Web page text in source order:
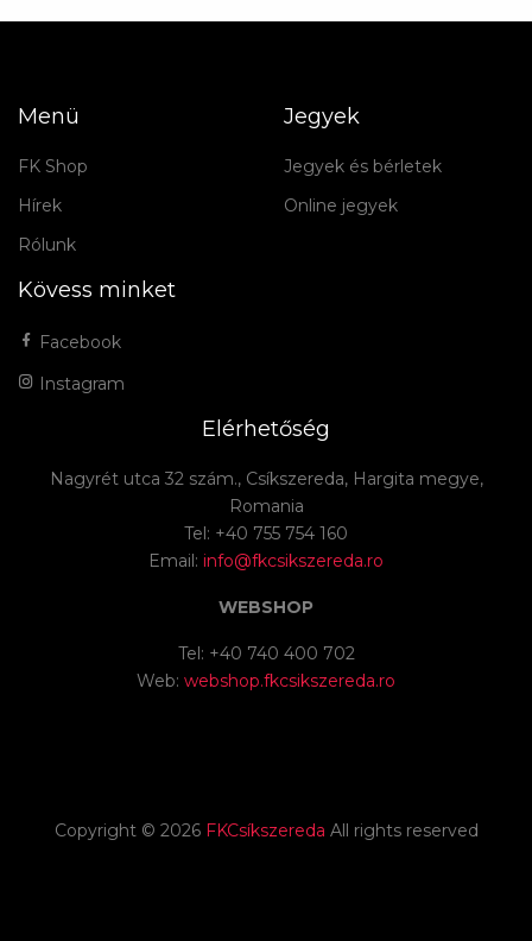
Menü
FK Shop
Hírek
Rólunk
Jegyek
Jegyek és bérletek
Online jegyek
Kövess minket
Facebook
Instagram
Elérhetőség
Nagyrét utca 32 szám., Csíkszereda, Hargita megye,
Romania
Tel: +40 755 754 160
Email: info@fkcsikszereda.ro
WEBSHOP
Tel: +40 740 400 702
Web: webshop.fkcsikszereda.ro
Copyright © 2026 FKCsíkszereda All rights reserved